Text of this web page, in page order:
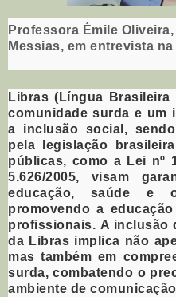
Professora Émile
Messias, em entrevista
Libras (Língua
comunidade surda e um
a inclusão social,
pela legislação
públicas, como a Lei nº
5.626/2005, visam
educação, saúde e
promovendo a
profissionais. A inclusão
da Libras implica não
mas também em
surda, combatendo o
ambiente de